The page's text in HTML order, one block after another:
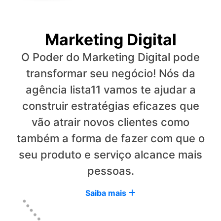
Marketing Digital
O Poder do Marketing Digital pode
transformar seu negócio! Nós da
agência lista11 vamos te ajudar a
construir estratégias eficazes que
vão atrair novos clientes como
também a forma de fazer com que o
seu produto e serviço alcance mais
pessoas.
Saiba mais